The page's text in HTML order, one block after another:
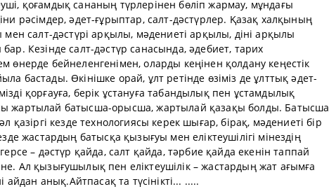
қоғамдық сананың түрлерінен бөліп жармау, мұндағы
рәсімдер, әдет-ғұрыптар, салт-дәстүрлер. Қазақ халқының
мен салт-дәстүрі арқылы, мәдениеті арқылы, діні арқылы
бар. Кезінде салт-дәстүр санасында, әдебиет, тарих
өнерде бейнеленгенімен, оларды кеңінен қолдану кеңестік
бастады. Өкінішке орай, ұлт ретінде өзіміз де ұлттық әдет-
қорғауға, берік ұстануға табандылық пен ұстамдылық
жартылай батысша-орысша, жартылай қазақы болды. Батысша
қазіргі кезде технологиясы керек шығар, бірақ, мәдениеті бір
жастардың батысқа қызығуы мен еліктеушілігі мінездің
– дәстүр қайда, салт қайда, тәрбие қайда екенін таппай
Ал қызығушылық пен еліктеушілік – жастардың жат ағымға
айдан анық.Айтпасақ та түсінікті... .....